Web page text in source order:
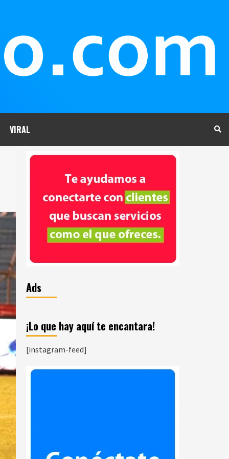
VIRAL
Ads
¡Lo que hay aquí te encantara!
[instagram-feed]